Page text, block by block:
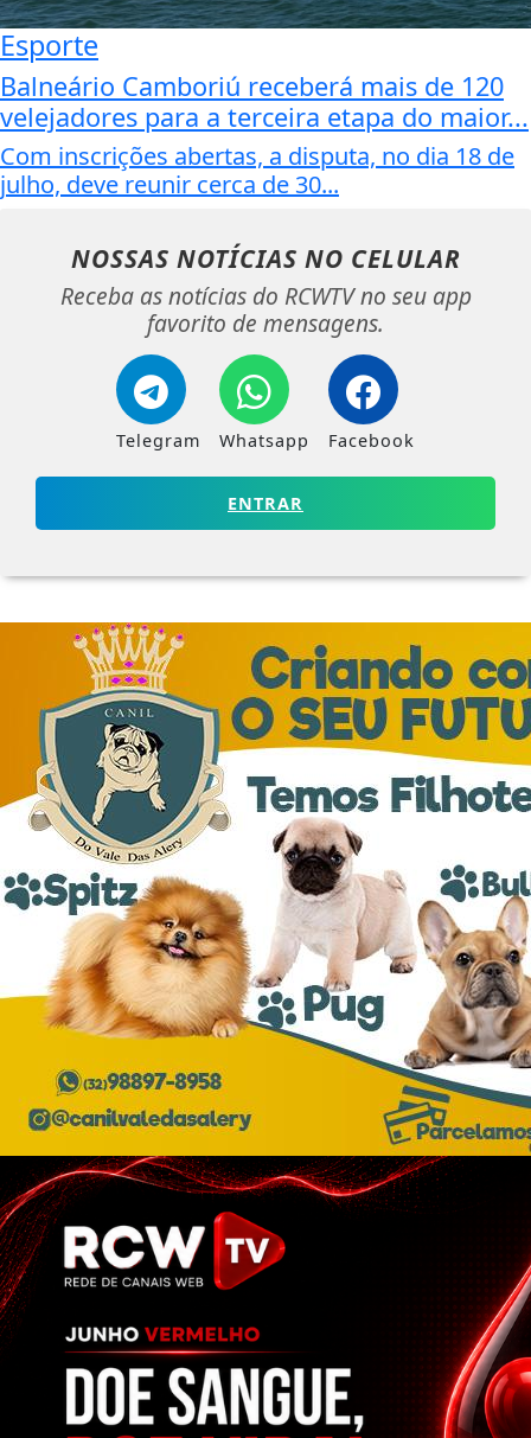
Esporte
Balneário Camboriú receberá mais de 120
velejadores para a terceira etapa do maior...
Com inscrições abertas, a disputa, no dia 18 de
julho, deve reunir cerca de 30...
NOSSAS NOTÍCIAS NO CELULAR
Receba as notícias do RCWTV no seu app
favorito de mensagens.
Telegram Whatsapp Facebook
ENTRAR